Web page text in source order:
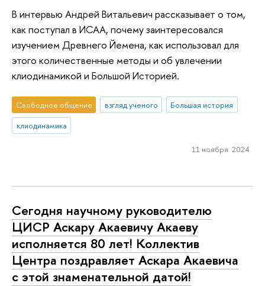
В интервью Андрей Витальевич рассказывает о том,
как поступал в ИСАА, почему заинтересовался
изучением Древнего Йемена, как использовал для
этого количественные методы и об увлечении
клиодинамикой и Большой Историей.
Свободное общение взгляд ученого
Большая история
клиодинамика
11 ноября 2024
Сегодня научному руководителю
ЦИСР Аскару Акаевичу Акаеву
исполняется 80 лет! Коллектив
Центра поздравляет Аскара Акаевича
с этой знаменательной датой!